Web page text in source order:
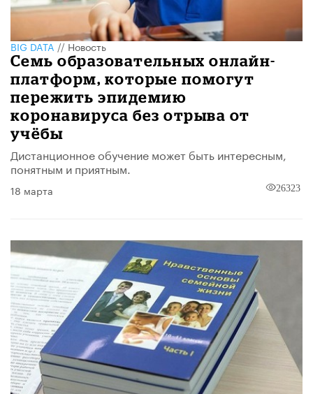
BIG DATA//Новость
Семь образовательных онлайн-
платформ, которые помогут
пережить эпидемию
коронавируса без отрыва от
учёбы
Дистанционное обучение может быть интересным,
понятным и приятным.
18 марта 26323